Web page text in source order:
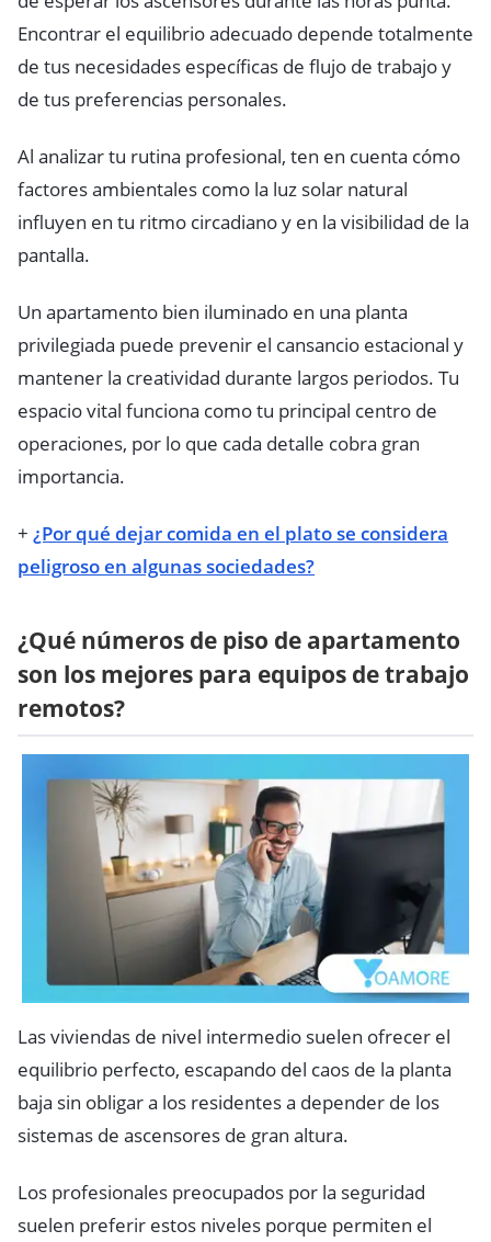
Encontrar el equilibrio adecuado depende totalmente
de tus necesidades específicas de flujo de trabajo y
de tus preferencias personales.
Al analizar tu rutina profesional, ten en cuenta cómo
factores ambientales como la luz solar natural
influyen en tu ritmo circadiano y en la visibilidad de la
pantalla.
Un apartamento bien iluminado en una planta
privilegiada puede prevenir el cansancio estacional y
mantener la creatividad durante largos periodos. Tu
espacio vital funciona como tu principal centro de
operaciones, por lo que cada detalle cobra gran
importancia.
+ ¿Por qué dejar comida en el plato se considera
peligroso en algunas sociedades?
¿Qué números de piso de apartamento
son los mejores para equipos de trabajo
remotos?
Las viviendas de nivel intermedio suelen ofrecer el
equilibrio perfecto, escapando del caos de la planta
baja sin obligar a los residentes a depender de los
sistemas de ascensores de gran altura.
Los profesionales preocupados por la seguridad
suelen preferir estos niveles porque permiten el